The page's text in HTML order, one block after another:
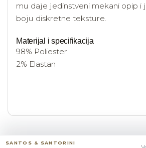
mu daje jedinstveni mekani opip i
boju diskretne teksture.
Materijal i specifikacija
98% Poliester
2% Elastan
SANTOS & SANTORINI